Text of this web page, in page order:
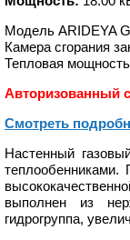
Модель ARIDEYA
Камера сгорания
Тепловая мощность
Авторизованный
Смотреть
Настенный
теплообенниками.
выполнен из
гидрогруппа,